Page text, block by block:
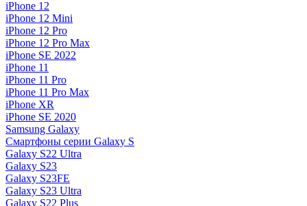
iPhone 12
iPhone 12 Mini
iPhone 12 Pro
iPhone 12 Pro Max
iPhone SE 2022
iPhone 11
iPhone 11 Pro
iPhone 11 Pro Max
iPhone XR
iPhone SE 2020
Samsung Galaxy
Смартфоны серии Galaxy S
Galaxy S22 Ultra
Galaxy S23
Galaxy S23FE
Galaxy S23 Ultra
Galaxy S22 Plus